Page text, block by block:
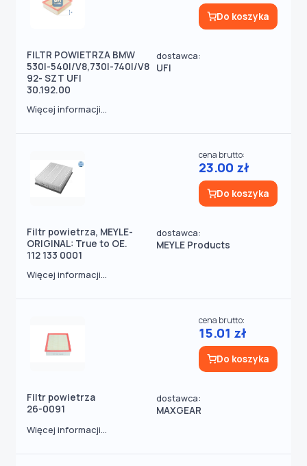
FILTR POWIETRZA BMW
530I-540I/V8,730I-740I/V8
92- SZT UFI
30.192.00
dostawca:
UFI
Do koszyka
Więcej informacji...
Filtr powietrza, MEYLE-
ORIGINAL: True to OE.
112 133 0001
dostawca:
MEYLE Products
cena brutto:
23.00 zł
Do koszyka
Więcej informacji...
Filtr powietrza
26-0091
dostawca:
MAXGEAR
cena brutto:
15.01 zł
Do koszyka
Więcej informacji...